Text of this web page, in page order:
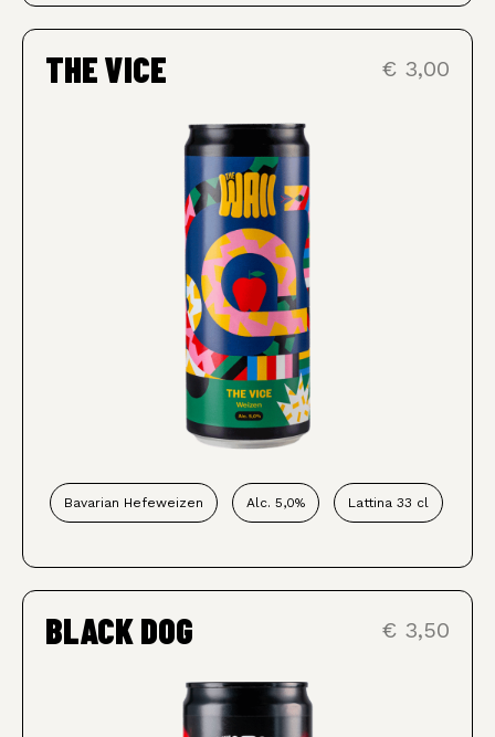
THE VICE € 3,00
Bavarian Hefeweizen Alc. 5,0% Lattina 33 cl
BLACK DOG € 3,50